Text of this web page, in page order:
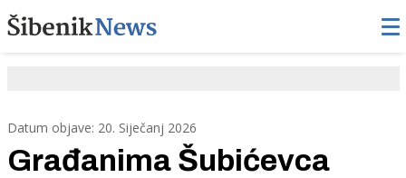
Datum objave: 20. Siječanj 2026
Građanima Šubićevca